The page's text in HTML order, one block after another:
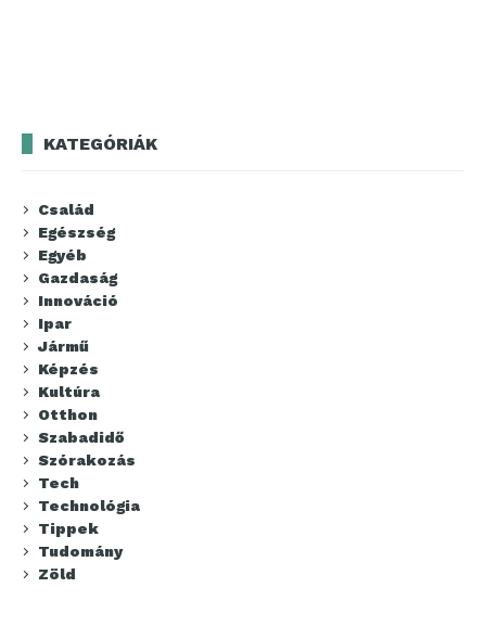
KATEGÓRIÁK
Család
Egészség
Egyéb
Gazdaság
Innováció
Ipar
Jármű
Képzés
Kultúra
Otthon
Szabadidő
Szórakozás
Tech
Technológia
Tippek
Tudomány
Zöld